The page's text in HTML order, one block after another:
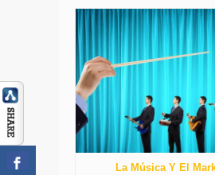
La Música Y El